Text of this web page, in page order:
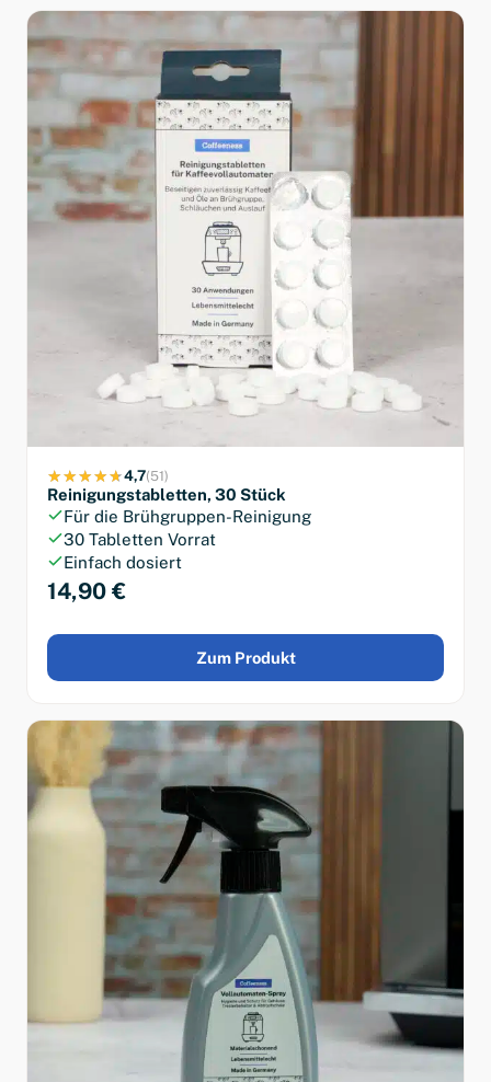
4,7(51)
Reinigungstabletten, 30 Stück
Für die Brühgruppen-Reinigung
30 Tabletten Vorrat
Einfach dosiert
14,90 €
Zum Produkt